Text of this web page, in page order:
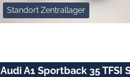
Standort Zentrallager
Audi A1 Sportback 35 TFSI